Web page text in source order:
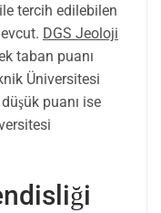
tercih edilebilen
DGS Jeoloji
taban puanı
Üniversitesi
puanı ise